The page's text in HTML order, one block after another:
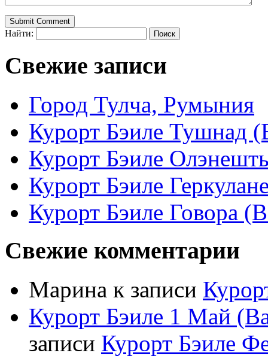
Найти:
Свежие записи
Город Тулча, Румыния
Курорт Бэиле Тушнад
Курорт Бэиле
Курорт Бэиле
Курорт Бэиле Говора
Свежие комментарии
Марина к записи
Курорт Бэиле 1 Май
записи Курорт Бэиле